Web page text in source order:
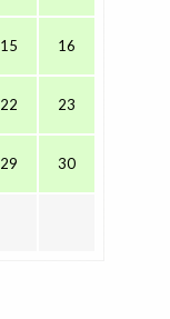
15 16
22 23
29 30